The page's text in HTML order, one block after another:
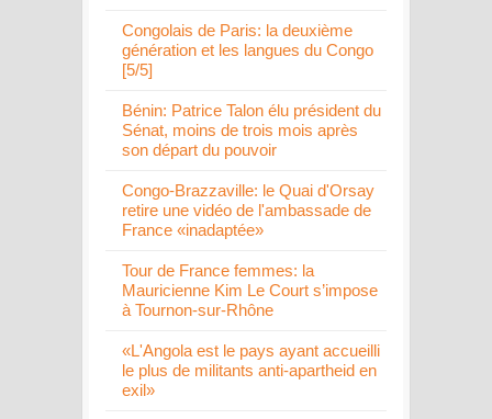
Congolais de Paris: la deuxième
génération et les langues du Congo
[5/5]
Bénin: Patrice Talon élu président du
Sénat, moins de trois mois après
son départ du pouvoir
Congo-Brazzaville: le Quai d'Orsay
retire une vidéo de l'ambassade de
France «inadaptée»
Tour de France femmes: la
Mauricienne Kim Le Court s’impose
à Tournon-sur-Rhône
«L'Angola est le pays ayant accueilli
le plus de militants anti-apartheid en
exil»